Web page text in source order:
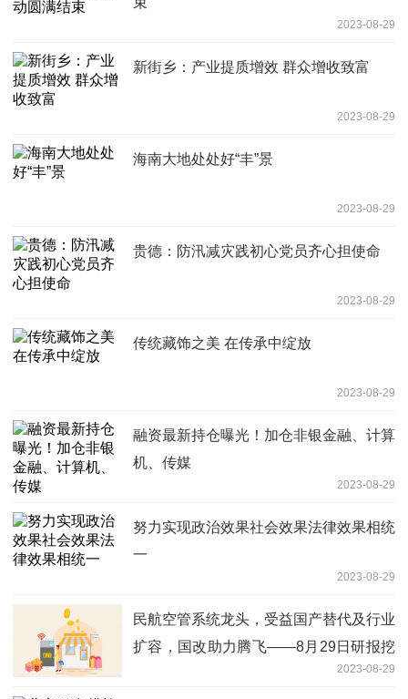
2023-08-29
新街乡：产业提质增效 群众增收致富
2023-08-29
海南大地处处好“丰”景
2023-08-29
贵德：防汛减灾践初心党员齐心担使命
2023-08-29
传统藏饰之美 在传承中绽放
2023-08-29
融资最新持仓曝光！加仓非银金融、计算
机、传媒
2023-08-29
努力实现政治效果社会效果法律效果相统
一
2023-08-29
民航空管系统龙头，受益国产替代及行业
扩容，国改助力腾飞——8月29日研报挖
2023-08-29